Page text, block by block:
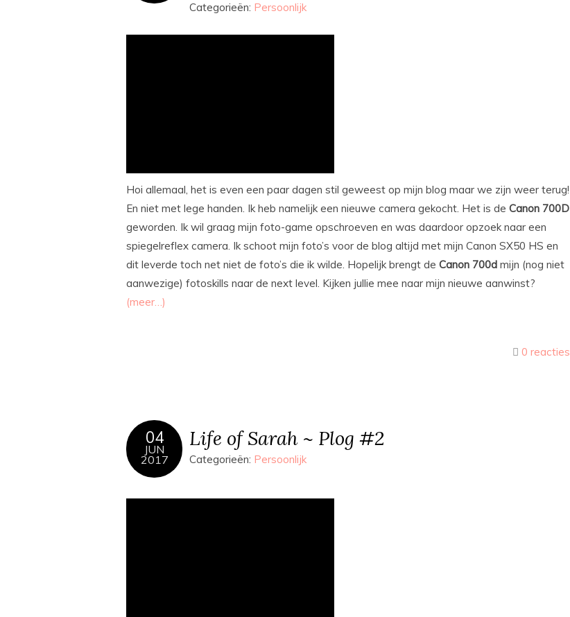
Categorieën: Persoonlijk
Hoi allemaal, het is even een paar dagen stil geweest op mijn blog maar we zijn weer terug!
En niet met lege handen. Ik heb namelijk een nieuwe camera gekocht. Het is de Canon 700D
geworden. Ik wil graag mijn foto-game opschroeven en was daardoor opzoek naar een
spiegelreflex camera. Ik schoot mijn foto’s voor de blog altijd met mijn Canon SX50 HS en
dit leverde toch net niet de foto’s die ik wilde. Hopelijk brengt de Canon 700d mijn (nog niet
aanwezige) fotoskills naar de next level. Kijken jullie mee naar mijn nieuwe aanwinst?
(meer…)
0 reacties
04
JUN
2017
Life of Sarah ~ Plog #2
Categorieën: Persoonlijk